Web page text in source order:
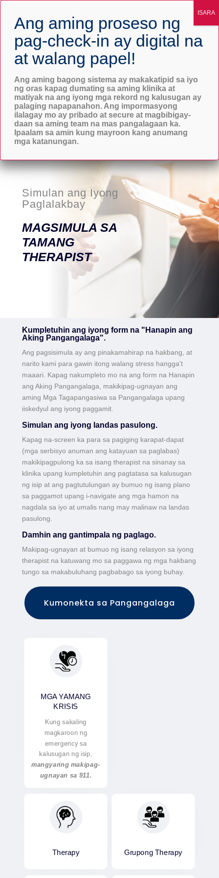
Mga Serbisyo sa Krisis
Magsimula Ngayon
Simulan ang Iyong
Paglalakbay
MAGSIMULA SA
TAMANG
THERAPIST
Kumpletuhin ang iyong form na "Hanapin ang
Aking Pangangalaga".
Ang pagsisimula ay ang pinakamahirap na hakbang, at
narito kami para gawin itong walang stress hangga't
maaari. Kapag nakumpleto mo na ang form na Hanapin
ang Aking Pangangalaga, makikipag-ugnayan ang
aming Mga Tagapangasiwa sa Pangangalaga upang
iiskedyul ang iyong paggamit.
Simulan ang iyong landas pasulong.
Kapag na-screen ka para sa pagiging karapat-dapat
(mga serbisyo anuman ang katayuan sa paglabas)
makikipagpulong ka sa isang therapist na sinanay sa
klinika upang kumpletuhin ang pagtatasa sa kalusugan
ng isip at ang pagtutulungan ay bumuo ng isang plano
sa paggamot upang i-navigate ang mga hamon na
nagdala sa iyo at umalis nang may malinaw na landas
pasulong.
Damhin ang gantimpala ng paglago.
Makipag-ugnayan at bumuo ng isang relasyon sa iyong
therapist na katuwang mo sa paggawa ng mga hakbang
tungo sa makabuluhang pagbabago sa iyong buhay.
Kumonekta sa Pangangalaga
MGA YAMANG
KRISIS
Kung sakaling
magkaroon ng
emergency sa
kalusugan ng isip,
mangyaring makipag-
ugnayan sa 911.
Therapy Grupong Therapy
Ang aming bagong sistema ay makakatipid sa iyo
ng oras kapag dumating sa aming klinika at
matiyak na ang iyong mga rekord ng kalusugan ay
palaging napapanahon. Ang impormasyong
ilalagay mo ay pribado at secure at magbibigay-
daan sa aming team na mas pangalagaan ka.
Ipaalam sa amin kung mayroon kang anumang
mga katanungan.